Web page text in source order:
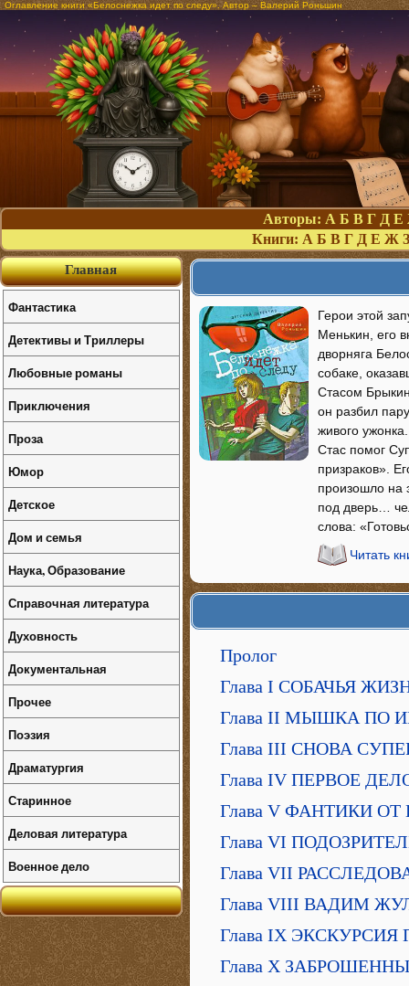
Оглавление книги «Белоснежка идет по следу». Автор – Валерий Роньшин
Авторы: А Б В Г Д Е
Книги: А Б В Г Д Е Ж З
Герои этой
Менькин, его
дворняга
собаке,
Стасом
он разбил
живого
Стас помог
призраков».
произошло на
под дверь…
слова:
Читать
Пролог
Глава I СОБАЧЬЯ
Глава II МЫШКА ПО
Глава III СНОВА
Глава IV ПЕРВОЕ
Глава V ФАНТИКИ
Глава VI
Глава VII
Глава VIII ВАДИМ
Глава IX
Глава X
Главная
Фантастика
Детективы и Триллеры
Любовные романы
Приключения
Проза
Юмор
Детское
Дом и семья
Наука, Образование
Справочная литература
Духовность
Документальная
Прочее
Поэзия
Драматургия
Старинное
Деловая литература
Военное дело